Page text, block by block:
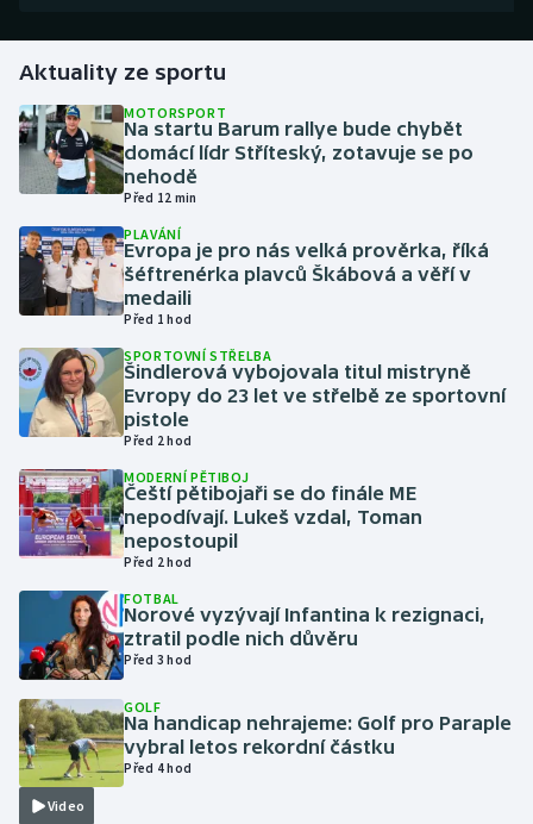
Golf
Gymnastika
Házená
Judo
Krasobruslení
Lezení
Lyže a snowboard
Moderní pětiboj
Motorsport
Olympijské hry
Parasport
Plavání
Plážový volejbal
Aktuality ze sportu
MOTORSPORT
Na startu Barum rallye bude chybět
domácí lídr Stříteský, zotavuje se po
nehodě
Před 12 min
PLAVÁNÍ
Evropa je pro nás velká prověrka, říká
šéftrenérka plavců Škábová a věří v
medaili
Před 1 hod
SPORTOVNÍ STŘELBA
Šindlerová vybojovala titul mistryně
Evropy do 23 let ve střelbě ze sportovní
pistole
Před 2 hod
MODERNÍ PĚTIBOJ
Čeští pětibojaři se do finále ME
nepodívají. Lukeš vzdal, Toman
nepostoupil
Před 2 hod
FOTBAL
Norové vyzývají Infantina k rezignaci,
ztratil podle nich důvěru
Před 3 hod
Video
GOLF
Na handicap nehrajeme: Golf pro Paraple
vybral letos rekordní částku
Před 4 hod